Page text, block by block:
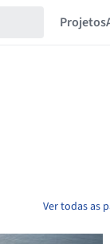
Projetos
Ver todas as